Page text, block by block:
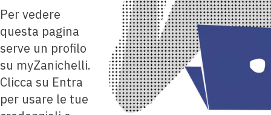
Per vedere
questa pagina
serve un profilo
su myZanichelli.
Clicca su Entra
per usare le tue